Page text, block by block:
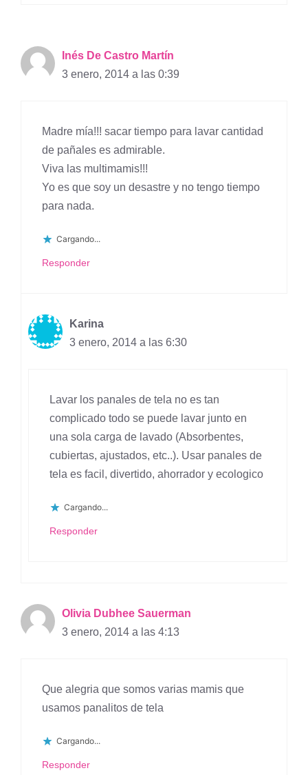
Inés De Castro Martín
3 enero, 2014 a las 0:39
Madre mía!!! sacar tiempo para lavar cantidad
de pañales es admirable.
Viva las multimamis!!!
Yo es que soy un desastre y no tengo tiempo
para nada.
Cargando...
Responder
Karina
3 enero, 2014 a las 6:30
Lavar los panales de tela no es tan
complicado todo se puede lavar junto en
una sola carga de lavado (Absorbentes,
cubiertas, ajustados, etc..). Usar panales de
tela es facil, divertido, ahorrador y ecologico
Cargando...
Responder
Olivia Dubhee Sauerman
3 enero, 2014 a las 4:13
Que alegria que somos varias mamis que
usamos panalitos de tela
Cargando...
Responder